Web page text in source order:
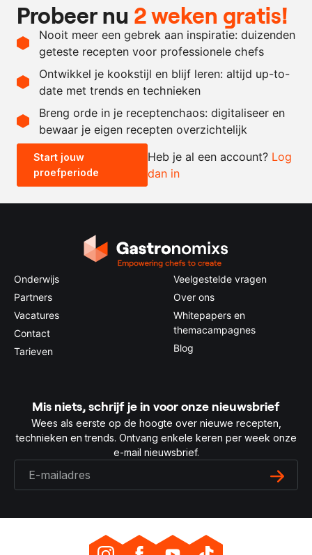
0.5
stuks
Scotch bonnet peper
naar
zonnebloemolie
Recept omrekenen
- +
0.5x 1x 2x
Probeer nu 2 weken gratis!
Nooit meer een gebrek aan inspiratie: duizenden
geteste recepten voor professionele chefs
Ontwikkel je kookstijl en blijf leren: altijd up-to-
date met trends en technieken
Breng orde in je receptenchaos: digitaliseer en
bewaar je eigen recepten overzichtelijk
Start jouw
proefperiode
Heb je al een account? Log
dan in
Onderwijs
Partners
Vacatures
Contact
Tarieven
Veelgestelde vragen
Over ons
Whitepapers en
themacampagnes
Blog
Mis niets, schrijf je in voor onze nieuwsbrief
Wees als eerste op de hoogte over nieuwe recepten,
technieken en trends. Ontvang enkele keren per week onze
e-mail nieuwsbrief.